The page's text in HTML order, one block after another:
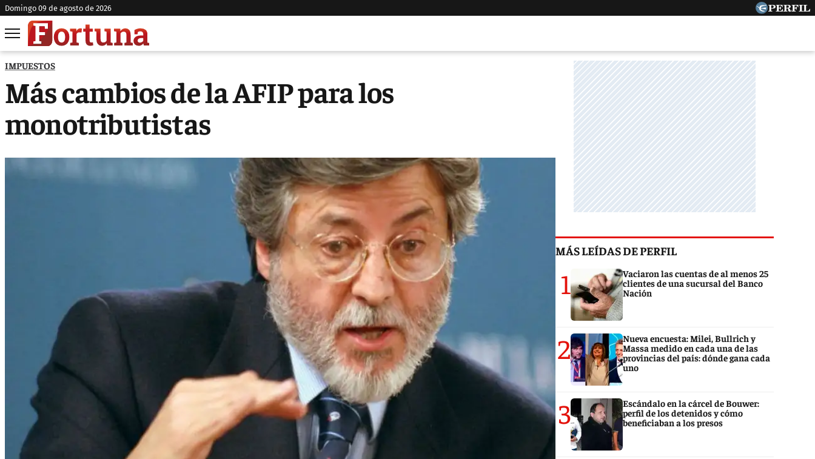
domingo 09 de agosto de 2026
IMPUESTOS
Más cambios de la AFIP para los
monotributistas
MÁS LEÍDAS DE PERFIL
1
Vaciaron las cuentas de al menos 25
clientes de una sucursal del Banco
Nación
2
Nueva encuesta: Milei, Bullrich y
Massa medido en cada una de las
provincias del país: dónde gana cada
uno
3
Escándalo en la cárcel de Bouwer:
perfil de los detenidos y cómo
beneficiaban a los presos